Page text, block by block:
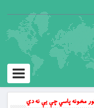
Toggle
مخونه پاسي چې يې نه دي